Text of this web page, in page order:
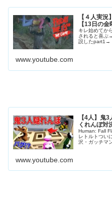
【４人実
【13日の金
キレ始めてか
されると喜ぶ
説したpart1→
www.youtube.com
【4人】鬼
くれんぼ対
Human: Fall
レトルトつい
沢・ガッチマ
www.youtube.com